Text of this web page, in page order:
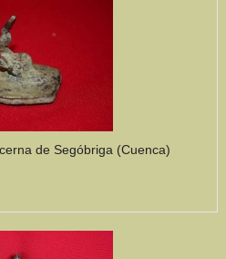
de Segóbriga (Cuenca)